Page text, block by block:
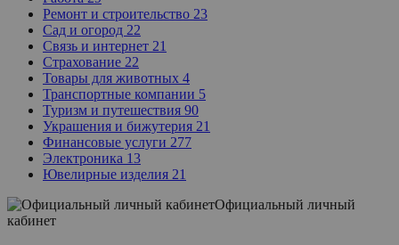
Ремонт и строительство 23
Сад и огород 22
Связь и интернет 21
Страхование 22
Товары для животных 4
Транспортные компании 5
Туризм и путешествия 90
Украшения и бижутерия 21
Финансовые услуги 277
Электроника 13
Ювелирные изделия 21
Официальный личный
кабинет